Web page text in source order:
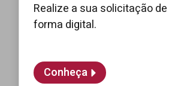
Realize a sua solicitação
forma digital.
Conheça